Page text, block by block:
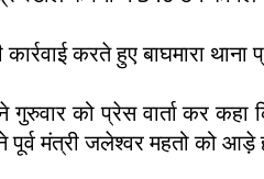
करते हुए बाघमारा
को प्रेस वार्ता कर
पूर्व मंत्री जलेश्वर महतो को